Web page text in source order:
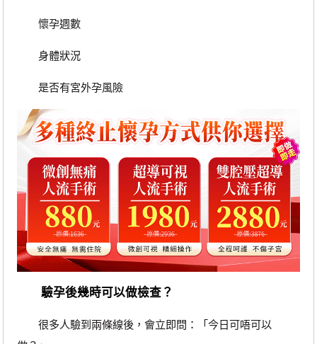
懷孕週數
身體狀況
是否有宮外孕風險
驗孕後幾時可以做檢查？
很多人驗到兩條線後，會立即問：「今日可唔可以